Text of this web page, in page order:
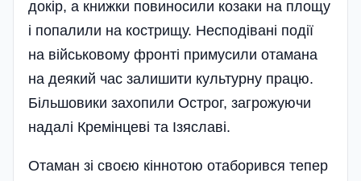
докір, а книжки повиносили козаки на площу
і попалили на кострищу. Несподівані події
на військовому фронті примусили отамана
на деякий час залишити культурну працю.
Більшовики захопили Острог, загрожуючи
надалі Кремінцеві та Ізяславі.
Отаман зі своєю кіннотою отаборився тепер